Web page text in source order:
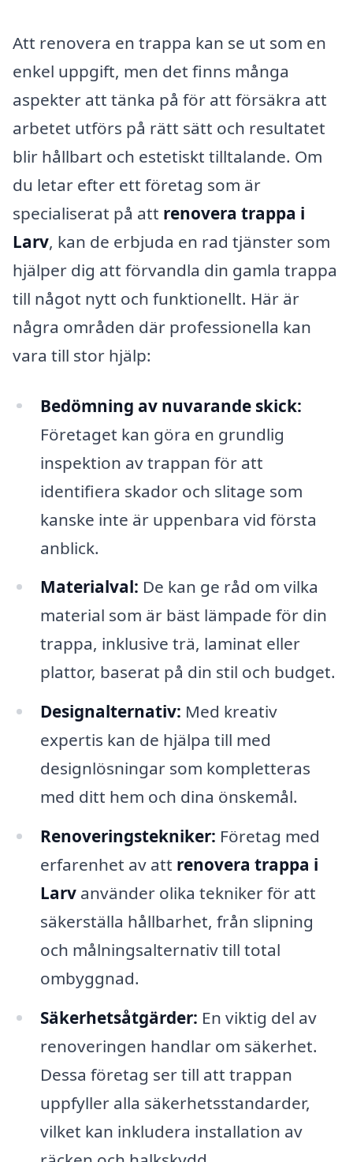
Att renovera en trappa kan se ut som en
enkel uppgift, men det finns många
aspekter att tänka på för att försäkra att
arbetet utförs på rätt sätt och resultatet
blir hållbart och estetiskt tilltalande. Om
du letar efter ett företag som är
specialiserat på att renovera trappa i
Larv, kan de erbjuda en rad tjänster som
hjälper dig att förvandla din gamla trappa
till något nytt och funktionellt. Här är
några områden där professionella kan
vara till stor hjälp:
Bedömning av nuvarande skick:
Företaget kan göra en grundlig
inspektion av trappan för att
identifiera skador och slitage som
kanske inte är uppenbara vid första
anblick.
Materialval: De kan ge råd om vilka
material som är bäst lämpade för din
trappa, inklusive trä, laminat eller
plattor, baserat på din stil och budget.
Designalternativ: Med kreativ
expertis kan de hjälpa till med
designlösningar som kompletteras
med ditt hem och dina önskemål.
Renoveringstekniker: Företag med
erfarenhet av att renovera trappa i
Larvanvänder olika tekniker för att
säkerställa hållbarhet, från slipning
och målningsalternativ till total
ombyggnad.
Säkerhetsåtgärder: En viktig del av
renoveringen handlar om säkerhet.
Dessa företag ser till att trappan
uppfyller alla säkerhetsstandarder,
vilket kan inkludera installation av